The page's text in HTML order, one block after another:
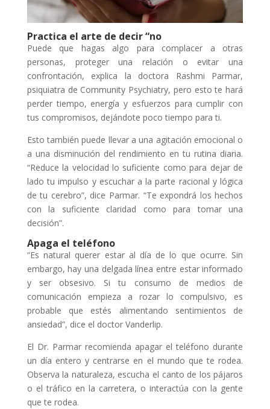
Practica el arte de decir “no
Puede que hagas algo para complacer a otras
personas, proteger una relación o evitar una
confrontación, explica la doctora Rashmi Parmar,
psiquiatra de Community Psychiatry, pero esto te hará
perder tiempo, energía y esfuerzos para cumplir con
tus compromisos, dejándote poco tiempo para ti.
Esto también puede llevar a una agitación emocional o
a una disminución del rendimiento en tu rutina diaria.
“Reduce la velocidad lo suficiente como para dejar de
lado tu impulso y escuchar a la parte racional y lógica
de tu cerebro”, dice Parmar. “Te expondrá los hechos
con la suficiente claridad como para tomar una
decisión”.
Apaga el teléfono
“Es natural querer estar al día de lo que ocurre. Sin
embargo, hay una delgada línea entre estar informado
y ser obsesivo. Si tu consumo de medios de
comunicación empieza a rozar lo compulsivo, es
probable que estés alimentando sentimientos de
ansiedad”, dice el doctor Vanderlip.
El Dr. Parmar recomienda apagar el teléfono durante
un día entero y centrarse en el mundo que te rodea.
Observa la naturaleza, escucha el canto de los pájaros
o el tráfico en la carretera, o interactúa con la gente
que te rodea.